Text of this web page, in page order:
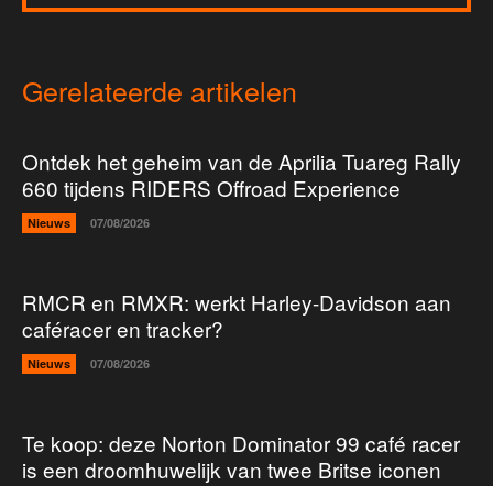
Gerelateerde artikelen
Ontdek het geheim van de Aprilia Tuareg Rally
660 tijdens RIDERS Offroad Experience
Nieuws 07/08/2026
RMCR en RMXR: werkt Harley-Davidson aan
caféracer en tracker?
Nieuws 07/08/2026
Te koop: deze Norton Dominator 99 café racer
is een droomhuwelijk van twee Britse iconen